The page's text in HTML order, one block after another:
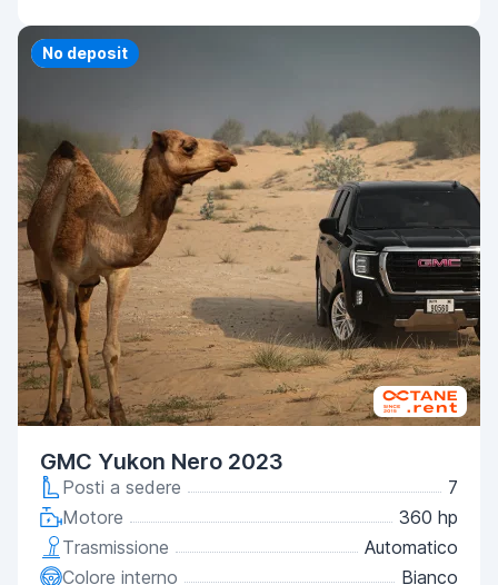
Priority
No deposit
GMC Yukon Nero 2023
Posti a sedere
7
Motore
360 hp
Trasmissione
Automatico
Colore interno
Bianco